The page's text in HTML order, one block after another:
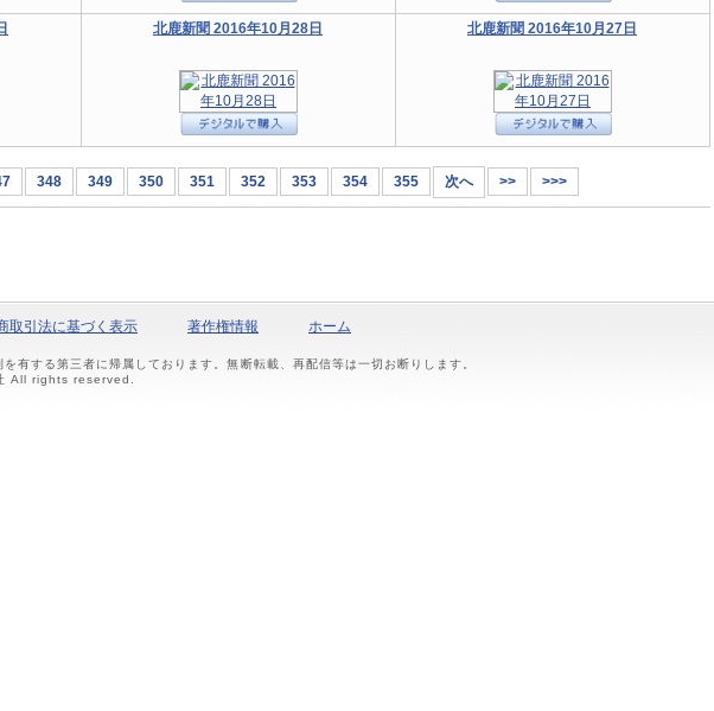
北鹿新聞 2016年10月28日 北鹿新聞 2016年10月27日
348 349 350 351 352 353 354 355 次へ >> >>>
取引法に基づく表示 著作権情報 ホーム
有する第三者に帰属しております。無断転載、再配信等は一切お断りします。
All rights reserved.